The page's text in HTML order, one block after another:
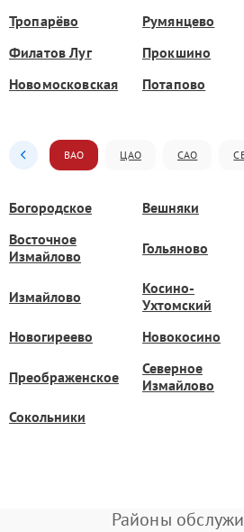
Тропарёво
Румянцево
Филатов Луг
Прокшино
Новомосковская
Потапово
ВАО ЦАО САО
Богородское Вешняки
Восточное
Измайлово
Гольяново
Измайлово
Косино-
Ухтомский
Новогиреево Новокосино
Преображенское
Северное
Измайлово
Сокольники
Районы